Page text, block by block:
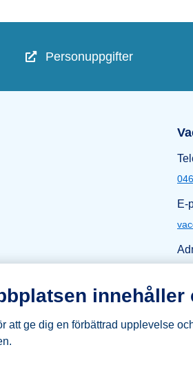
innehåller
att ge dig en förbättrad upplevelse
Personuppgifter
E-